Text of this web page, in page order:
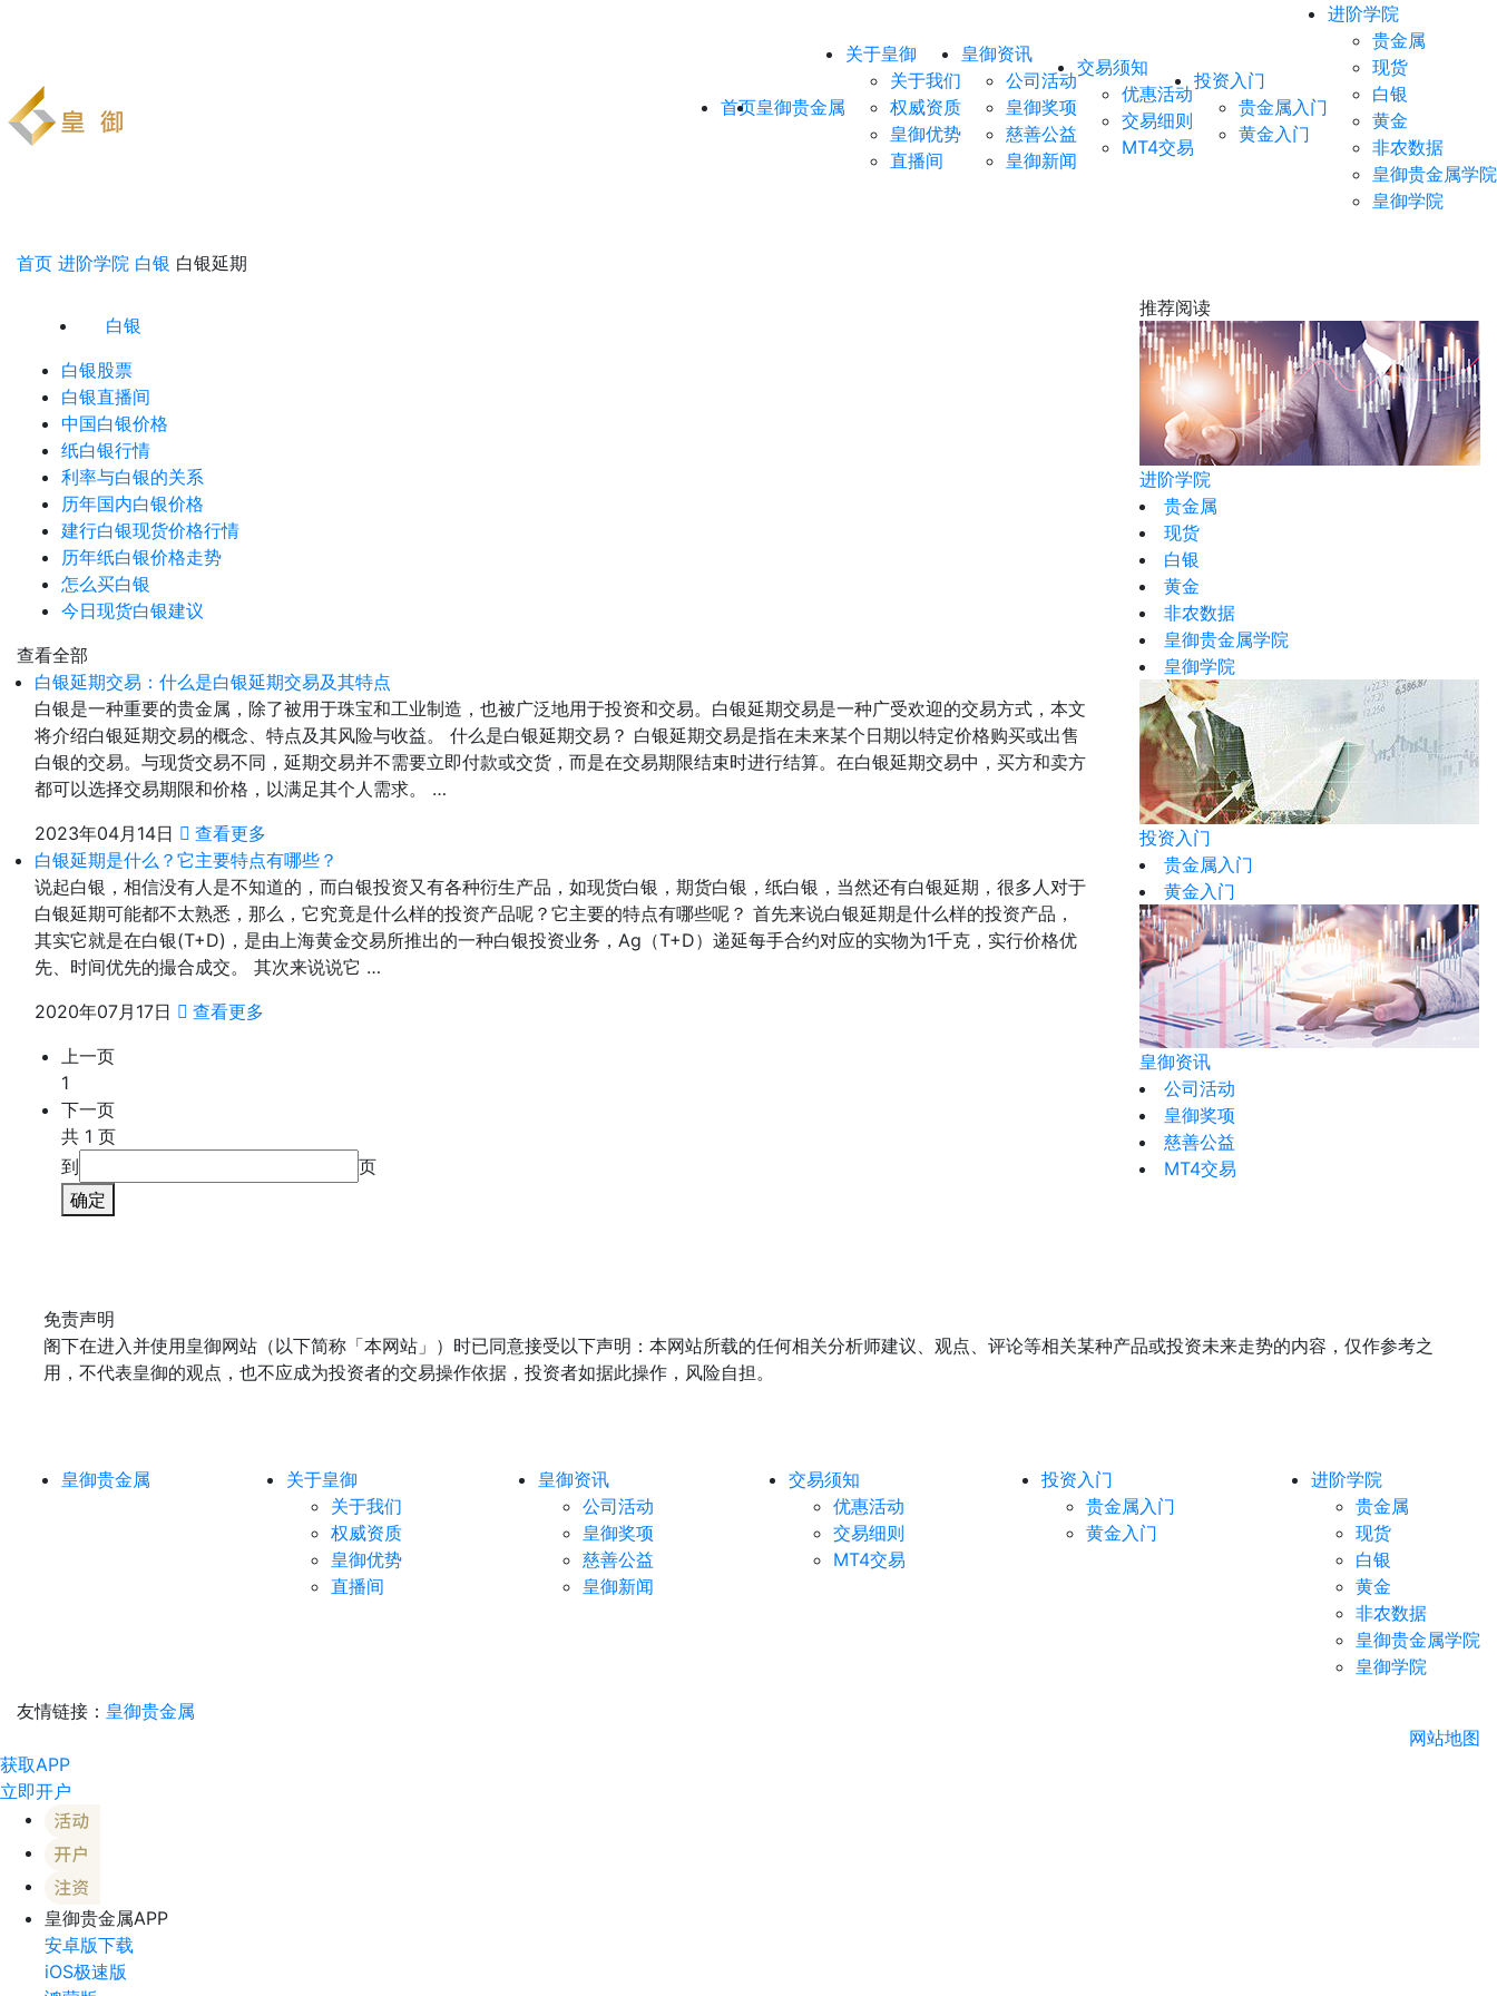
首页皇御贵金属
关于皇御
关于我们
权威资质
皇御优势
直播间
皇御资讯
公司活动
皇御奖项
慈善公益
皇御新闻
交易须知
优惠活动
交易细则
MT4交易
投资入门
贵金属入门
黄金入门
进阶学院
贵金属
现货
白银
黄金
非农数据
皇御贵金属学院
皇御学院
首页 进阶学院 白银 白银延期
白银
黄金
白银股票
白银直播间
中国白银价格
纸白银行情
利率与白银的关系
历年国内白银价格
建行白银现货价格行情
历年纸白银价格走势
怎么买白银
今日现货白银建议
查看全部
白银延期交易：什么是白银延期交易及其特点
白银是一种重要的贵金属，除了被用于珠宝和工业制造，也被广泛地用于投资和交易。白银延期交易是一种广受欢迎的交易方式，本文
将介绍白银延期交易的概念、特点及其风险与收益。 什么是白银延期交易？ 白银延期交易是指在未来某个日期以特定价格购买或出售
白银的交易。与现货交易不同，延期交易并不需要立即付款或交货，而是在交易期限结束时进行结算。在白银延期交易中，买方和卖方
都可以选择交易期限和价格，以满足其个人需求。 …
2023年04月14日
查看更多
白银延期是什么？它主要特点有哪些？
说起白银，相信没有人是不知道的，而白银投资又有各种衍生产品，如现货白银，期货白银，纸白银，当然还有白银延期，很多人对于
白银延期可能都不太熟悉，那么，它究竟是什么样的投资产品呢？它主要的特点有哪些呢？ 首先来说白银延期是什么样的投资产品，
其实它就是在白银(T+D)，是由上海黄金交易所推出的一种白银投资业务，Ag（T+D）递延每手合约对应的实物为1千克，实行价格优
先、时间优先的撮合成交。 其次来说说它 …
2020年07月17日
查看更多
上一页
1
下一页
共 1 页
到
页
确定
推荐阅读
进阶学院
贵金属
现货
白银
黄金
非农数据
皇御贵金属学院
皇御学院
投资入门
贵金属入门
黄金入门
皇御资讯
公司活动
皇御奖项
慈善公益
MT4交易
免责声明
阁下在进入并使用皇御网站（以下简称「本网站」）时已同意接受以下声明：本网站所载的任何相关分析师建议、观点、评论等相关某种产品或投资未来走势的内容，仅作参考之
用，不代表皇御的观点，也不应成为投资者的交易操作依据，投资者如据此操作，风险自担。
皇御贵金属
关于皇御
关于我们
权威资质
皇御优势
直播间
皇御资讯
公司活动
皇御奖项
慈善公益
皇御新闻
交易须知
优惠活动
交易细则
MT4交易
投资入门
贵金属入门
黄金入门
进阶学院
贵金属
现货
白银
黄金
非农数据
皇御贵金属学院
皇御学院
友情链接： 皇御贵金属
网站地图
获取APP
立即开户
皇御贵金属APP
安卓版下载
iOS极速版